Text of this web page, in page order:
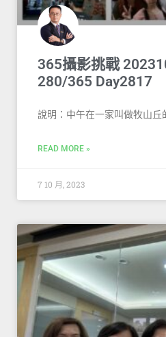
365攝影挑戰
280/365 Day2817
說明：中午在一家叫做牧山丘
READ MORE »
7 10 月, 2023